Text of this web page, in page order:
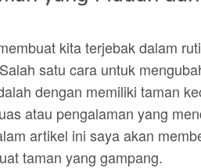
kita terjebak dalam
satu cara untuk
dengan memiliki taman
atau pengalaman yang
artikel ini saya akan
taman yang gampang.